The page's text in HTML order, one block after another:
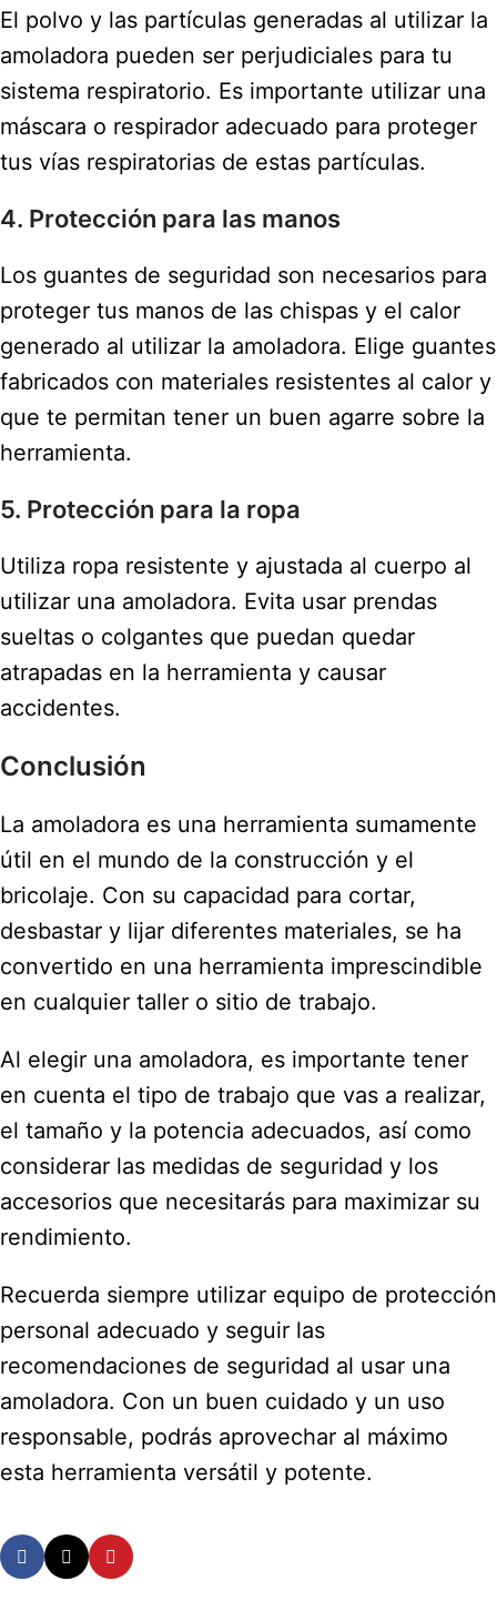
El polvo y las partículas generadas al utilizar la
amoladora pueden ser perjudiciales para tu
sistema respiratorio. Es importante utilizar una
máscara o respirador adecuado para proteger
tus vías respiratorias de estas partículas.
4. Protección para las manos
Los guantes de seguridad son necesarios para
proteger tus manos de las chispas y el calor
generado al utilizar la amoladora. Elige guantes
fabricados con materiales resistentes al calor y
que te permitan tener un buen agarre sobre la
herramienta.
5. Protección para la ropa
Utiliza ropa resistente y ajustada al cuerpo al
utilizar una amoladora. Evita usar prendas
sueltas o colgantes que puedan quedar
atrapadas en la herramienta y causar
accidentes.
Conclusión
La amoladora es una herramienta sumamente
útil en el mundo de la construcción y el
bricolaje. Con su capacidad para cortar,
desbastar y lijar diferentes materiales, se ha
convertido en una herramienta imprescindible
en cualquier taller o sitio de trabajo.
Al elegir una amoladora, es importante tener
en cuenta el tipo de trabajo que vas a realizar,
el tamaño y la potencia adecuados, así como
considerar las medidas de seguridad y los
accesorios que necesitarás para maximizar su
rendimiento.
Recuerda siempre utilizar equipo de protección
personal adecuado y seguir las
recomendaciones de seguridad al usar una
amoladora. Con un buen cuidado y un uso
responsable, podrás aprovechar al máximo
esta herramienta versátil y potente.